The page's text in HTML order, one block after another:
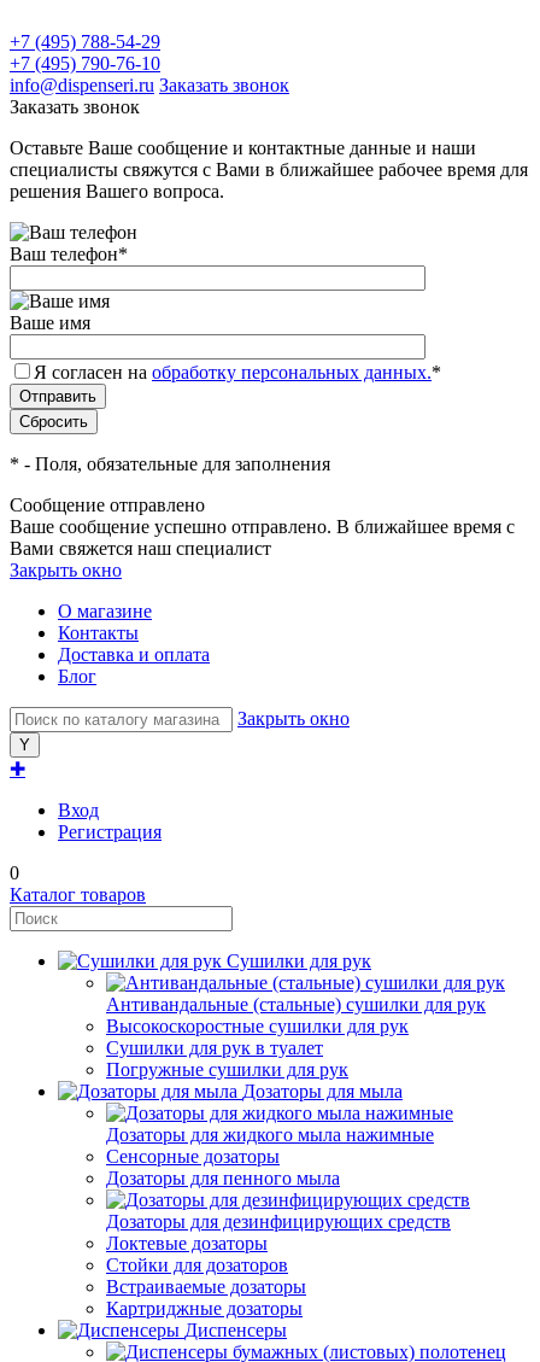
+7 (495) 788-54-29
+7 (495) 790-76-10
info@dispenseri.ru Заказать звонок
Заказать звонок
Оставьте Ваше сообщение и контактные данные и наши
специалисты свяжутся с Вами в ближайшее рабочее время для
решения Вашего вопроса.
Ваш телефон*
Ваше имя
Я согласен на обработку персональных данных.*
* - Поля, обязательные для заполнения
Сообщение отправлено
Ваше сообщение успешно отправлено. В ближайшее время с
Вами свяжется наш специалист
Закрыть окно
О магазине
Контакты
Доставка и оплата
Блог
Закрыть окно
✚
Вход
Регистрация
0
Каталог товаров
Сушилки для рук
Антивандальные (стальные) сушилки для рук
Высокоскоростные сушилки для рук
Сушилки для рук в туалет
Погружные сушилки для рук
Дозаторы для мыла
Дозаторы для жидкого мыла нажимные
Сенсорные дозаторы
Дозаторы для пенного мыла
Дозаторы для дезинфицирующих средств
Локтевые дозаторы
Стойки для дозаторов
Встраиваемые дозаторы
Картриджные дозаторы
Диспенсеры